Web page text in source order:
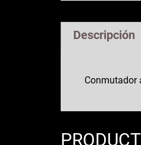
Descripción
Conmutador